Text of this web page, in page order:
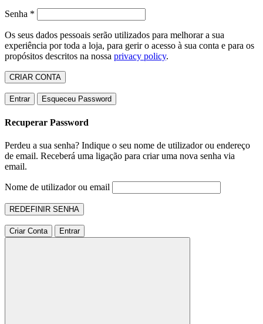
Senha *
Os seus dados pessoais serão utilizados para melhorar a sua
experiência por toda a loja, para gerir o acesso à sua conta e para os
propósitos descritos na nossa privacy policy.
CRIAR CONTA
Entrar Esqueceu Password
Recuperar Password
Perdeu a sua senha? Indique o seu nome de utilizador ou endereço
de email. Receberá uma ligação para criar uma nova senha via
email.
Nome de utilizador ou email
REDEFINIR SENHA
Criar Conta Entrar